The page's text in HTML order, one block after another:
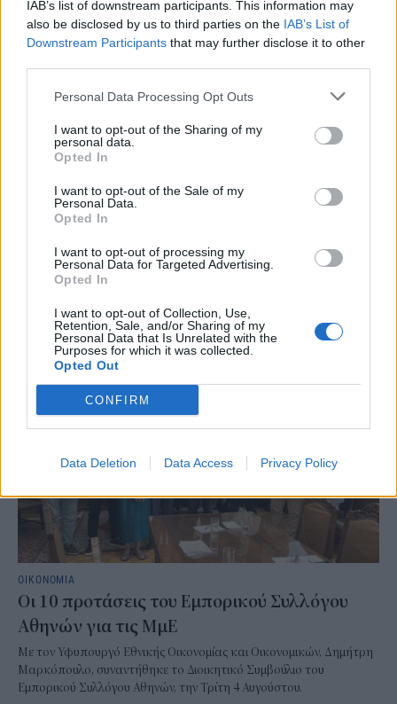
IAB’s list of downstream participants. This information may
also be disclosed by us to third parties on the IAB’s List of
Downstream Participants that may further disclose it to other
Personal Data Processing Opt Outs
I want to opt-out of the Sharing of my
personal data.
Opted In
I want to opt-out of the Sale of my
Personal Data.
Opted In
I want to opt-out of processing my
Personal Data for Targeted Advertising.
Opted In
I want to opt-out of Collection, Use,
Retention, Sale, and/or Sharing of my
Personal Data that Is Unrelated with the
Purposes for which it was collected.
Opted Out
CONFIRM
Data Deletion Data Access Privacy Policy
ΟΙΚΟΝΟΜΙΑ
Το κάπνισμα βλάπτει σοβαρά και τα
δημόσια συστήματα Υγείας- Τι δείχνουν τα
Εν αναμονή των αποφάσεων της Κομισιόν, για το αν και πόσο θα
αυξηθεί η φορολογία στα καπνικά προϊόντα, ως μέσο
Προϋπολογισμού, τα νέα στοιχεία της Eurostat ενισχύουν τα
επιχειρήματα όσων υποστηρίζουν ότι η αύξηση της φορολογίας
στα καπνικά δεν θα ωφελήσει μόνο τα κοινοτικά ταμεία, αλλά και
ΓΙΩΡΓΟΣ ΠΑΠΠΟΥΣ/06 Αυγ 2026
ΟΙΚΟΝΟΜΙΑ
Οι 10 προτάσεις του Εμπορικού Συλλόγου
Αθηνών για τις ΜμΕ
Με τον Υφυπουργό Εθνικής Οικονομίας και Οικονομικών, Δημήτρη
Μαρκόπουλο, συναντήθηκε το Διοικητικό Συμβούλιο του
Εμπορικού Συλλόγου Αθηνών, την Τρίτη 4 Αυγούστου.